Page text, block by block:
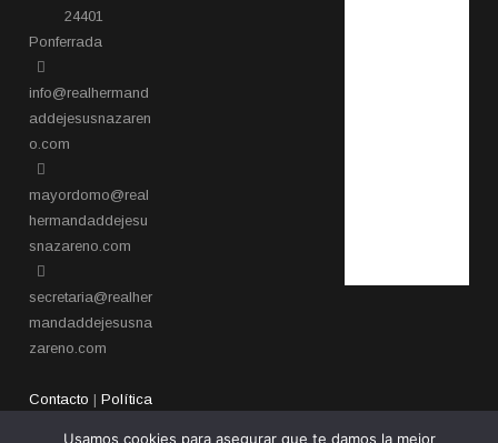
24401
Ponferrada​
info@realhermand
addejesusnazaren
o.com
mayordomo@real
hermandaddejesu
snazareno.com
secretaria@realher
mandaddejesusna
zareno.com
Contacto |Política
Usamos cookies para asegurar que te damos la mejor